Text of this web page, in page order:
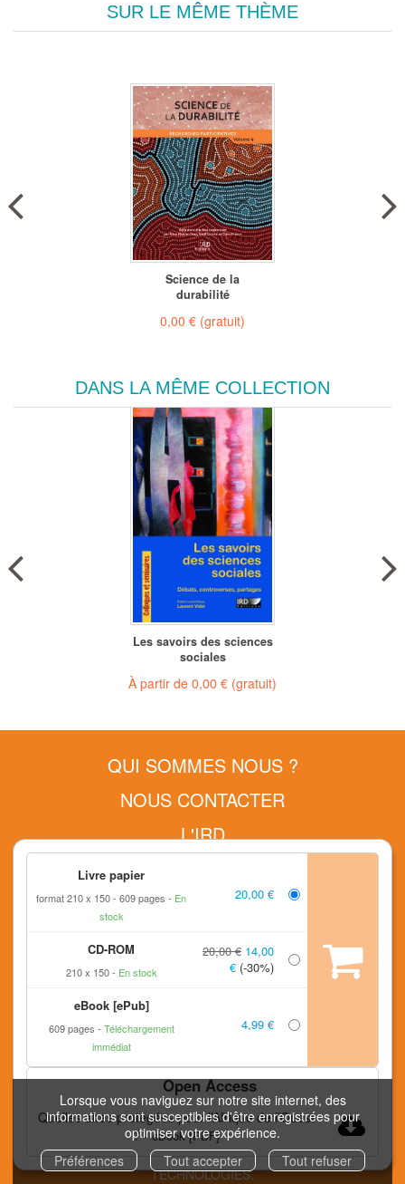
Lorsque vous naviguez sur notre site internet, des
informations sont susceptibles d'être enregistrées pour
optimiser votre expérience.
Préférences
Tout accepter Tout refuser
Livre papier
format 210 x 150 609 pages
En
stock
20,00 €
CD-ROM
210 x 150 En stock
20,00 € 14,00
€ (-30%)
eBook [ePub]
609 pages
Téléchargement
immédiat
4,99 €
Open Access
Quelles aires protégées pour l’Afrique de l’Ouest
?-eBook [PDF]
SUR LE MÊME THÈME
Science de la
durabilité
0,00 € (gratuit)
DANS LA MÊME COLLECTION
Les savoirs des sciences
sociales
À partir de 0,00 € (gratuit)
QUI SOMMES NOUS ?
NOUS CONTACTER
L'IRD
LETTRE D'INFORMATION
CONDITIONS GÉNÉRALES
RETOURS ET COMMANDES
FLUX RSS
DONNÉES PERSONNELLES - RGPD
COPYRIGHT © 2026 IRD EDITIONS ET NUXOS PUBLISHING
TECHNOLOGIES.IZIBOOK®ETIZIBOOKS®
SONT DES
MARQUES DÉPOSÉES DE LA SOCIÉTÉ
NUXOS PUBLISHING
TECHNOLOGIES.